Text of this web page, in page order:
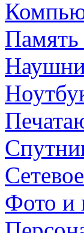
Фото и